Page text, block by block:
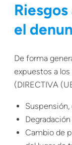
el
De forma
expuestos a
(DIRECTIVA
Cambio de